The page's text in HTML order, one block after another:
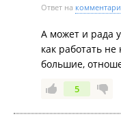
Ответ на
А может и рада
как работать
большие,
5